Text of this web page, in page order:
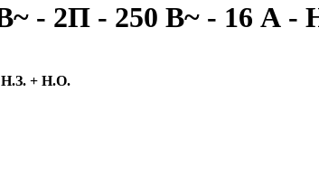
- 2П - 250 В~ - 16 А -
Н.З. + Н.О.